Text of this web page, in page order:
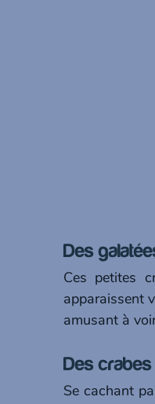
Des
Ces petites
apparaissent
amusant à
Des
Se cachant